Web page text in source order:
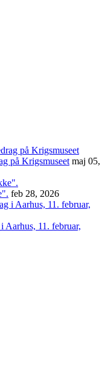
på Krigsmuseet maj 05,
feb 28, 2026
Aarhus, 11. februar,